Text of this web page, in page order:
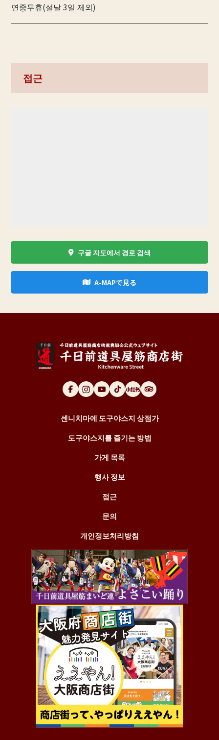
연중무휴(설날 3일 제외)
접근
구글 지도에서 경로 검색
A-MAPで見る
센니치마에 도구야스지 상점가
도구야스지를 즐기는 방법
가게 목록
행사 정보
접근
문의
개인정보처리방침